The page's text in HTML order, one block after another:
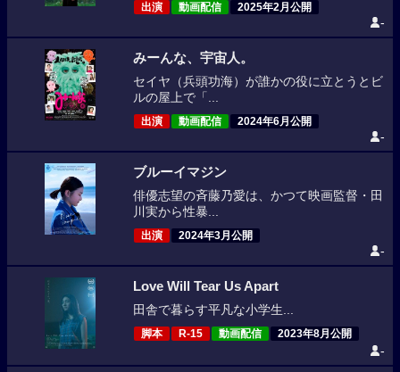
出演 動画配信 2025年2月公開
-
みーんな、宇宙人。
セイヤ（兵頭功海）が誰かの役に立とうとビ
ルの屋上で「...
出演 動画配信 2024年6月公開
-
ブルーイマジン
俳優志望の斉藤乃愛は、かつて映画監督・田
川実から性暴...
出演 2024年3月公開
-
Love Will Tear Us Apart
田舎で暮らす平凡な小学生...
脚本 R-15 動画配信 2023年8月公開
-